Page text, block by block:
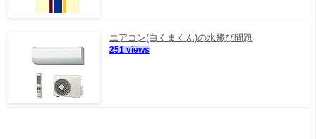
エアコン(白くまくん)の水飛び問題
251 views